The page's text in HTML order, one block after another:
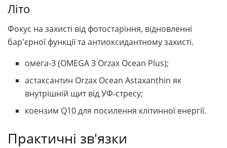
Літо
Фокус на захисті від фотостаріння, відновленні
бар'єрної функції та антиоксидантному захисті.
омега-3 (OMEGA 3 Orzax Ocean Plus);
астаксантин Orzax Ocean Astaxanthin як
внутрішній щит від УФ-стресу;
коензим Q10 для посилення клітинної енергії.
Практичні зв'язки